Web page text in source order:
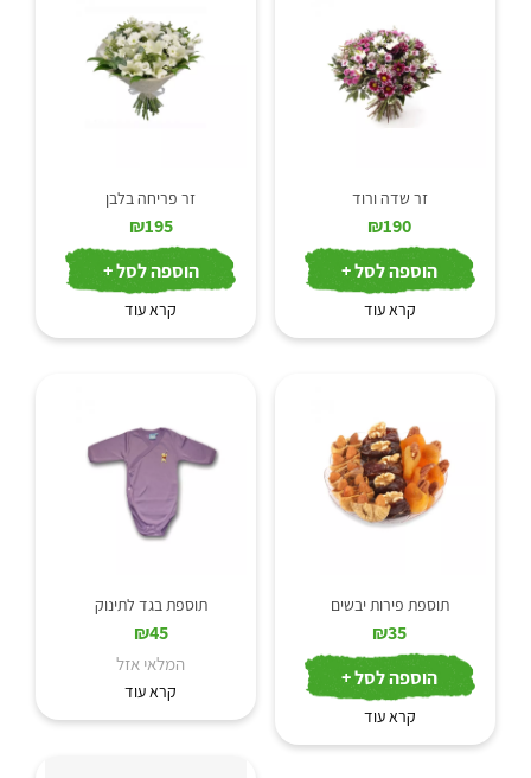
זר פריחה בלבן
₪195
הוספה לסל +
קרא עוד
זר שדה ורוד
₪190
הוספה לסל +
קרא עוד
תוספת בגד לתינוק
₪45
המלאי אזל
קרא עוד
תוספת פירות יבשים
₪35
הוספה לסל +
קרא עוד